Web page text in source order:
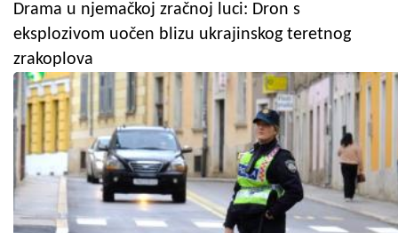
Drama u njemačkoj zračnoj luci: Dron s
eksplozivom uočen blizu ukrajinskog teretnog
zrakoplova